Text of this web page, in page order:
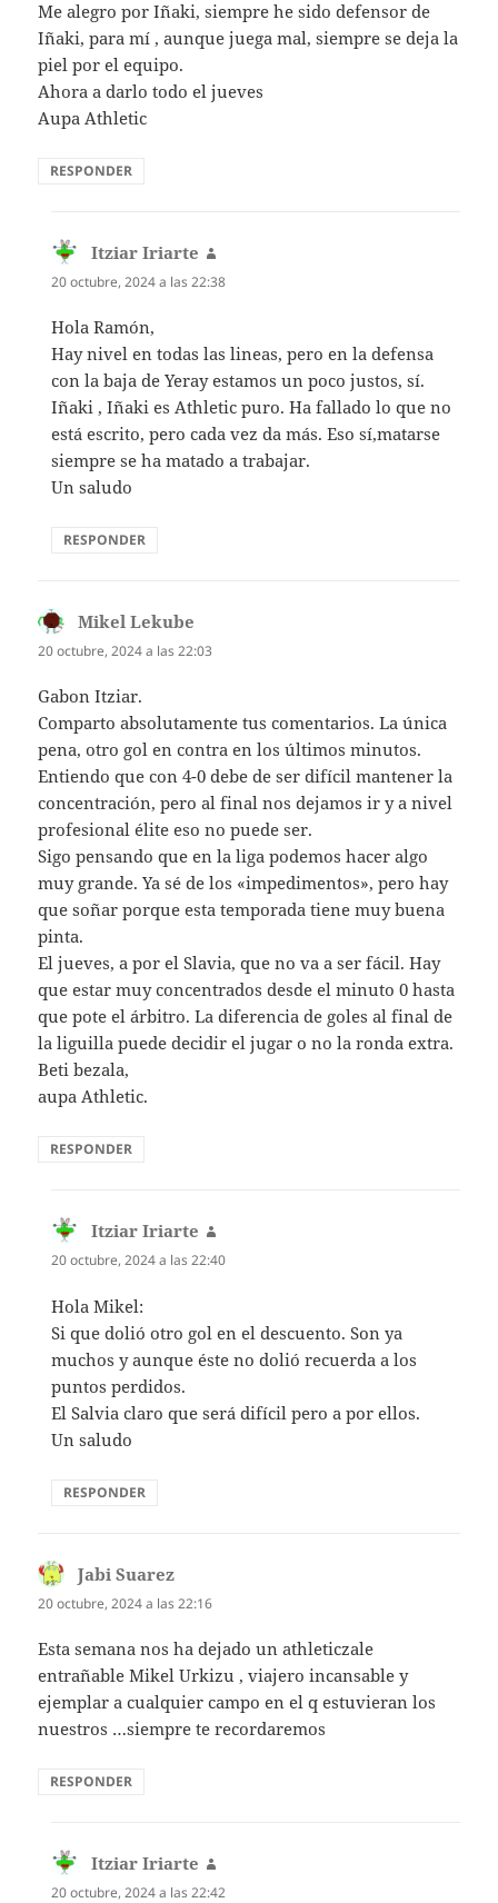
Me alegro por Iñaki, siempre he sido defensor de
Iñaki, para mí , aunque juega mal, siempre se deja la
piel por el equipo.
Ahora a darlo todo el jueves
Aupa Athletic
RESPONDER
Itziar Iriarte
20 octubre, 2024 a las 22:38
Hola Ramón,
Hay nivel en todas las lineas, pero en la defensa
con la baja de Yeray estamos un poco justos, sí.
Iñaki , Iñaki es Athletic puro. Ha fallado lo que no
está escrito, pero cada vez da más. Eso sí,matarse
siempre se ha matado a trabajar.
Un saludo
RESPONDER
Mikel Lekube
20 octubre, 2024 a las 22:03
Gabon Itziar.
Comparto absolutamente tus comentarios. La única
pena, otro gol en contra en los últimos minutos.
Entiendo que con 4-0 debe de ser difícil mantener la
concentración, pero al final nos dejamos ir y a nivel
profesional élite eso no puede ser.
Sigo pensando que en la liga podemos hacer algo
muy grande. Ya sé de los «impedimentos», pero hay
que soñar porque esta temporada tiene muy buena
pinta.
El jueves, a por el Slavia, que no va a ser fácil. Hay
que estar muy concentrados desde el minuto 0 hasta
que pote el árbitro. La diferencia de goles al final de
la liguilla puede decidir el jugar o no la ronda extra.
Beti bezala,
aupa Athletic.
RESPONDER
Itziar Iriarte
20 octubre, 2024 a las 22:40
Hola Mikel:
Si que dolió otro gol en el descuento. Son ya
muchos y aunque éste no dolió recuerda a los
puntos perdidos.
El Salvia claro que será difícil pero a por ellos.
Un saludo
RESPONDER
Jabi Suarez
20 octubre, 2024 a las 22:16
Esta semana nos ha dejado un athleticzale
entrañable Mikel Urkizu , viajero incansable y
ejemplar a cualquier campo en el q estuvieran los
nuestros …siempre te recordaremos
RESPONDER
Itziar Iriarte
20 octubre, 2024 a las 22:42